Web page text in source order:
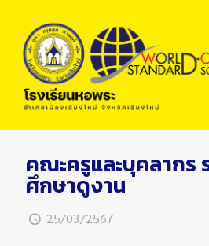
คณะครูและบุคลากร
ศึกษาดูงาน
25/03/2567